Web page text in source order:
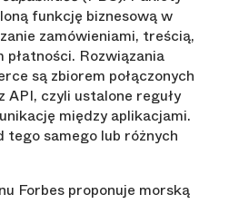
funkcję biznesową w
zamówieniami, treścią,
płatności. Rozwiązania
są zbiorem połączonych
API, czyli ustalone reguły
między aplikacjami.
tego samego lub różnych
Forbes proponuje morską